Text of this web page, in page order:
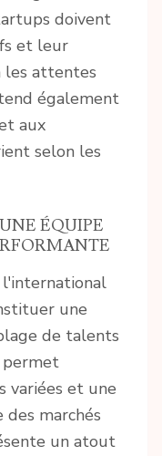
doivent
et leur
les attentes
également
aux
selon les
ÉQUIPE
une
de talents
permet
variées et une
marchés
un atout